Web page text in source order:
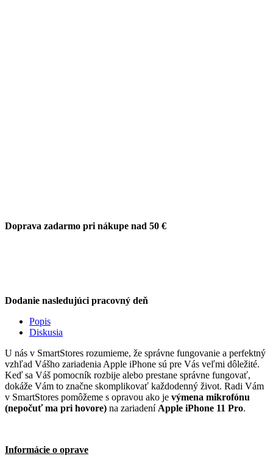
Doprava zadarmo pri nákupe nad 50 €
Dodanie nasledujúci pracovný deň
Popis
Diskusia
U nás v SmartStores rozumieme, že správne fungovanie a perfektný
vzhľad Vášho zariadenia Apple iPhone sú pre Vás veľmi dôležité.
Keď sa Váš pomocník rozbije alebo prestane správne fungovať,
dokáže Vám to značne skomplikovať každodenný život. Radi Vám
v SmartStores pomôžeme s opravou ako je výmena mikrofónu
(nepočuť ma pri hovore) na zariadení Apple iPhone 11 Pro.
Informácie o oprave